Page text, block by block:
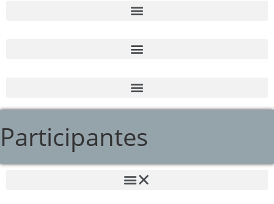
Participantes